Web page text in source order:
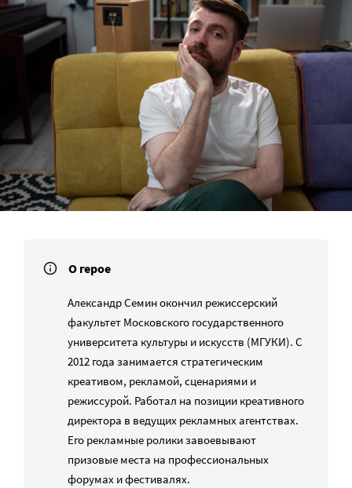
О герое
Александр Семин окончил режиссерский
факультет Московского государственного
университета культуры и искусств (МГУКИ). С
2012 года занимается стратегическим
креативом, рекламой, сценариями и
режиссурой. Работал на позиции креативного
директора в ведущих рекламных агентствах.
Его рекламные ролики завоевывают
призовые места на профессиональных
форумах и фестивалях.